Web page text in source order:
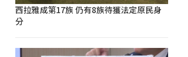
西拉雅成第17族 仍有8族待獲法定原民身
分